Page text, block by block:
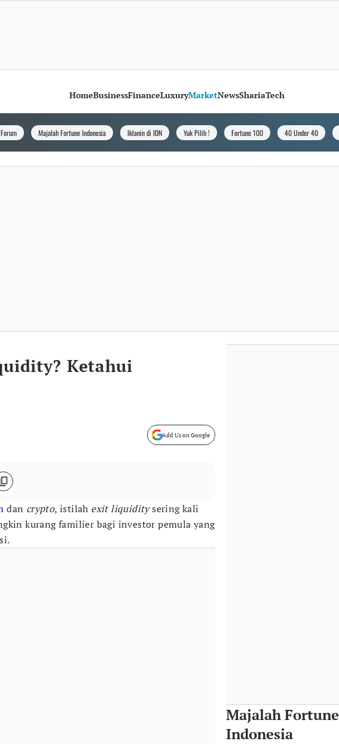
HomeBusinessFinanceLuxuryMarketNewsShariaTech
Majalah Fortune Indonesia Iklanin di IDN Yuk Pilih ! Fortune 100 40 Under 40
Ketahui
Add Us on Google
dan crypto, istilah exit liquiditysering kali
kurang familier bagi investor pemula yang
Majalah Fortune
Indonesia